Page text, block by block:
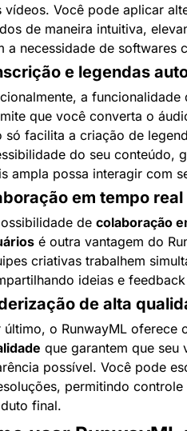
vídeos. Você pode aplicar
de maneira intuitiva,
a necessidade de softwares
e legendas
a funcionalidade
que você converta o
só facilita a criação de
do seu conteúdo,
ampla possa interagir com
em tempo real
de colaboração
é outra vantagem do
criativas trabalhem
ideias e
de alta
último, o RunwayML oferece
que garantem que seu
possível. Você pode
permitindo
final.